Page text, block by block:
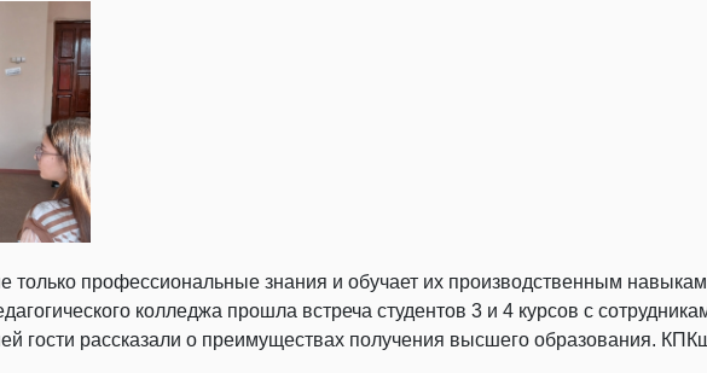
только профессиональные знания и обучает их производственным
колледжа прошла встреча студентов 3 и 4 курсов с
гости рассказали о преимуществах получения высшего образования.